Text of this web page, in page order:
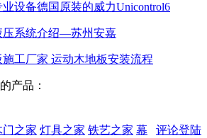
设备德国原装的威力Unicontrol6
压系统介绍—苏州安嘉
工厂家 运动木地板安装流程
的产品：
评论登陆
门之家 灯具之家 铁艺之家 幕